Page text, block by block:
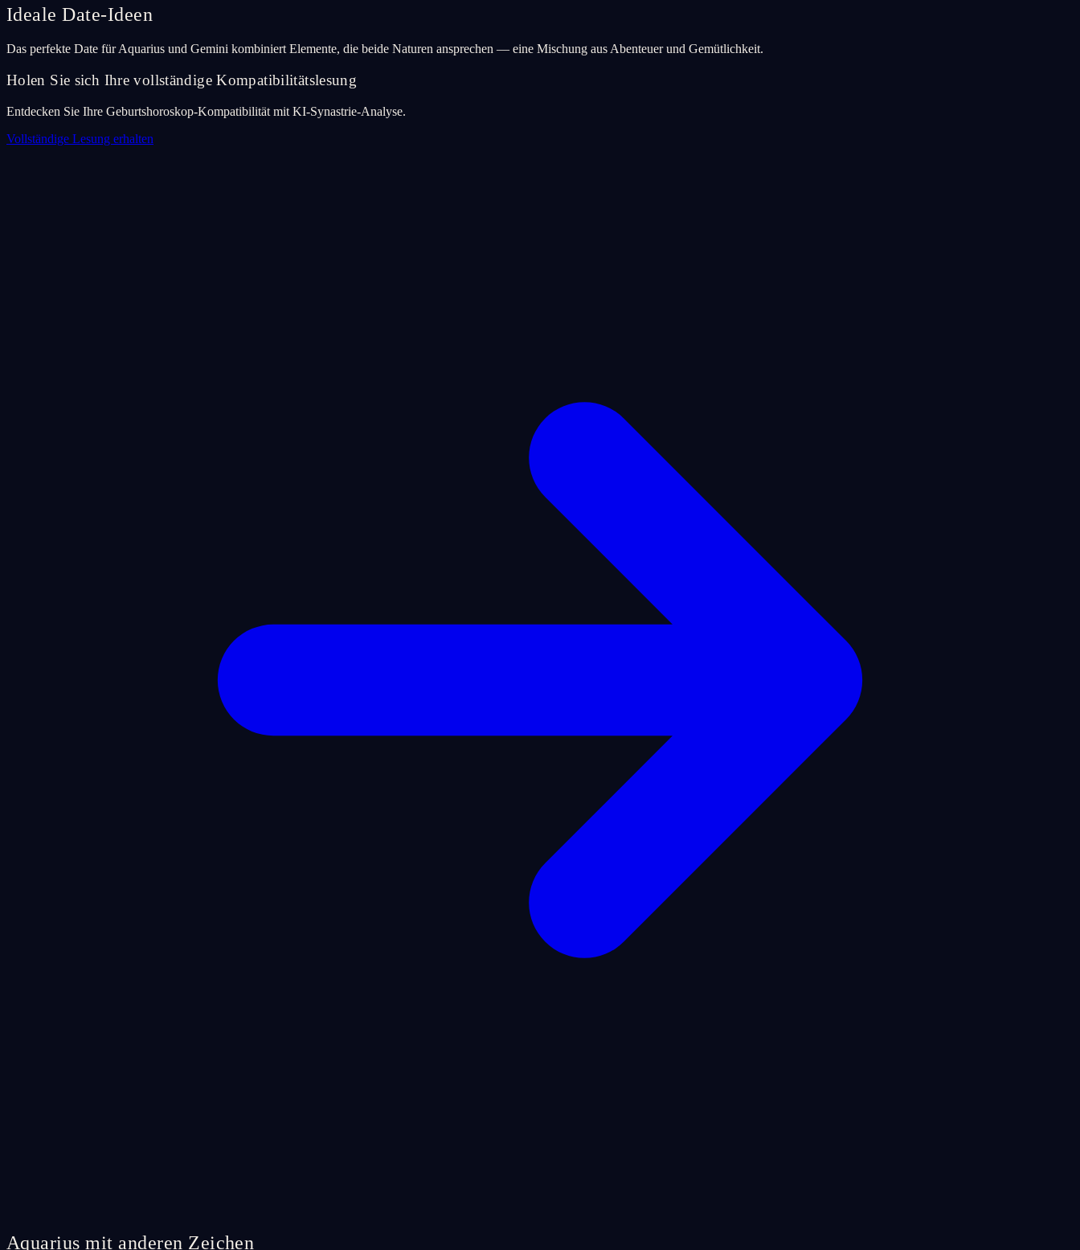
Ideale Date-Ideen
Das perfekte Date für Aquarius und Gemini kombiniert Elemente, die beide Naturen ansprechen — eine Mischung aus Abenteuer und Gemütlichkeit.
Holen Sie sich Ihre vollständige Kompatibilitätslesung
Entdecken Sie Ihre Geburtshoroskop-Kompatibilität mit KI-Synastrie-Analyse.
Vollständige Lesung erhalten
Aquarius mit anderen Zeichen